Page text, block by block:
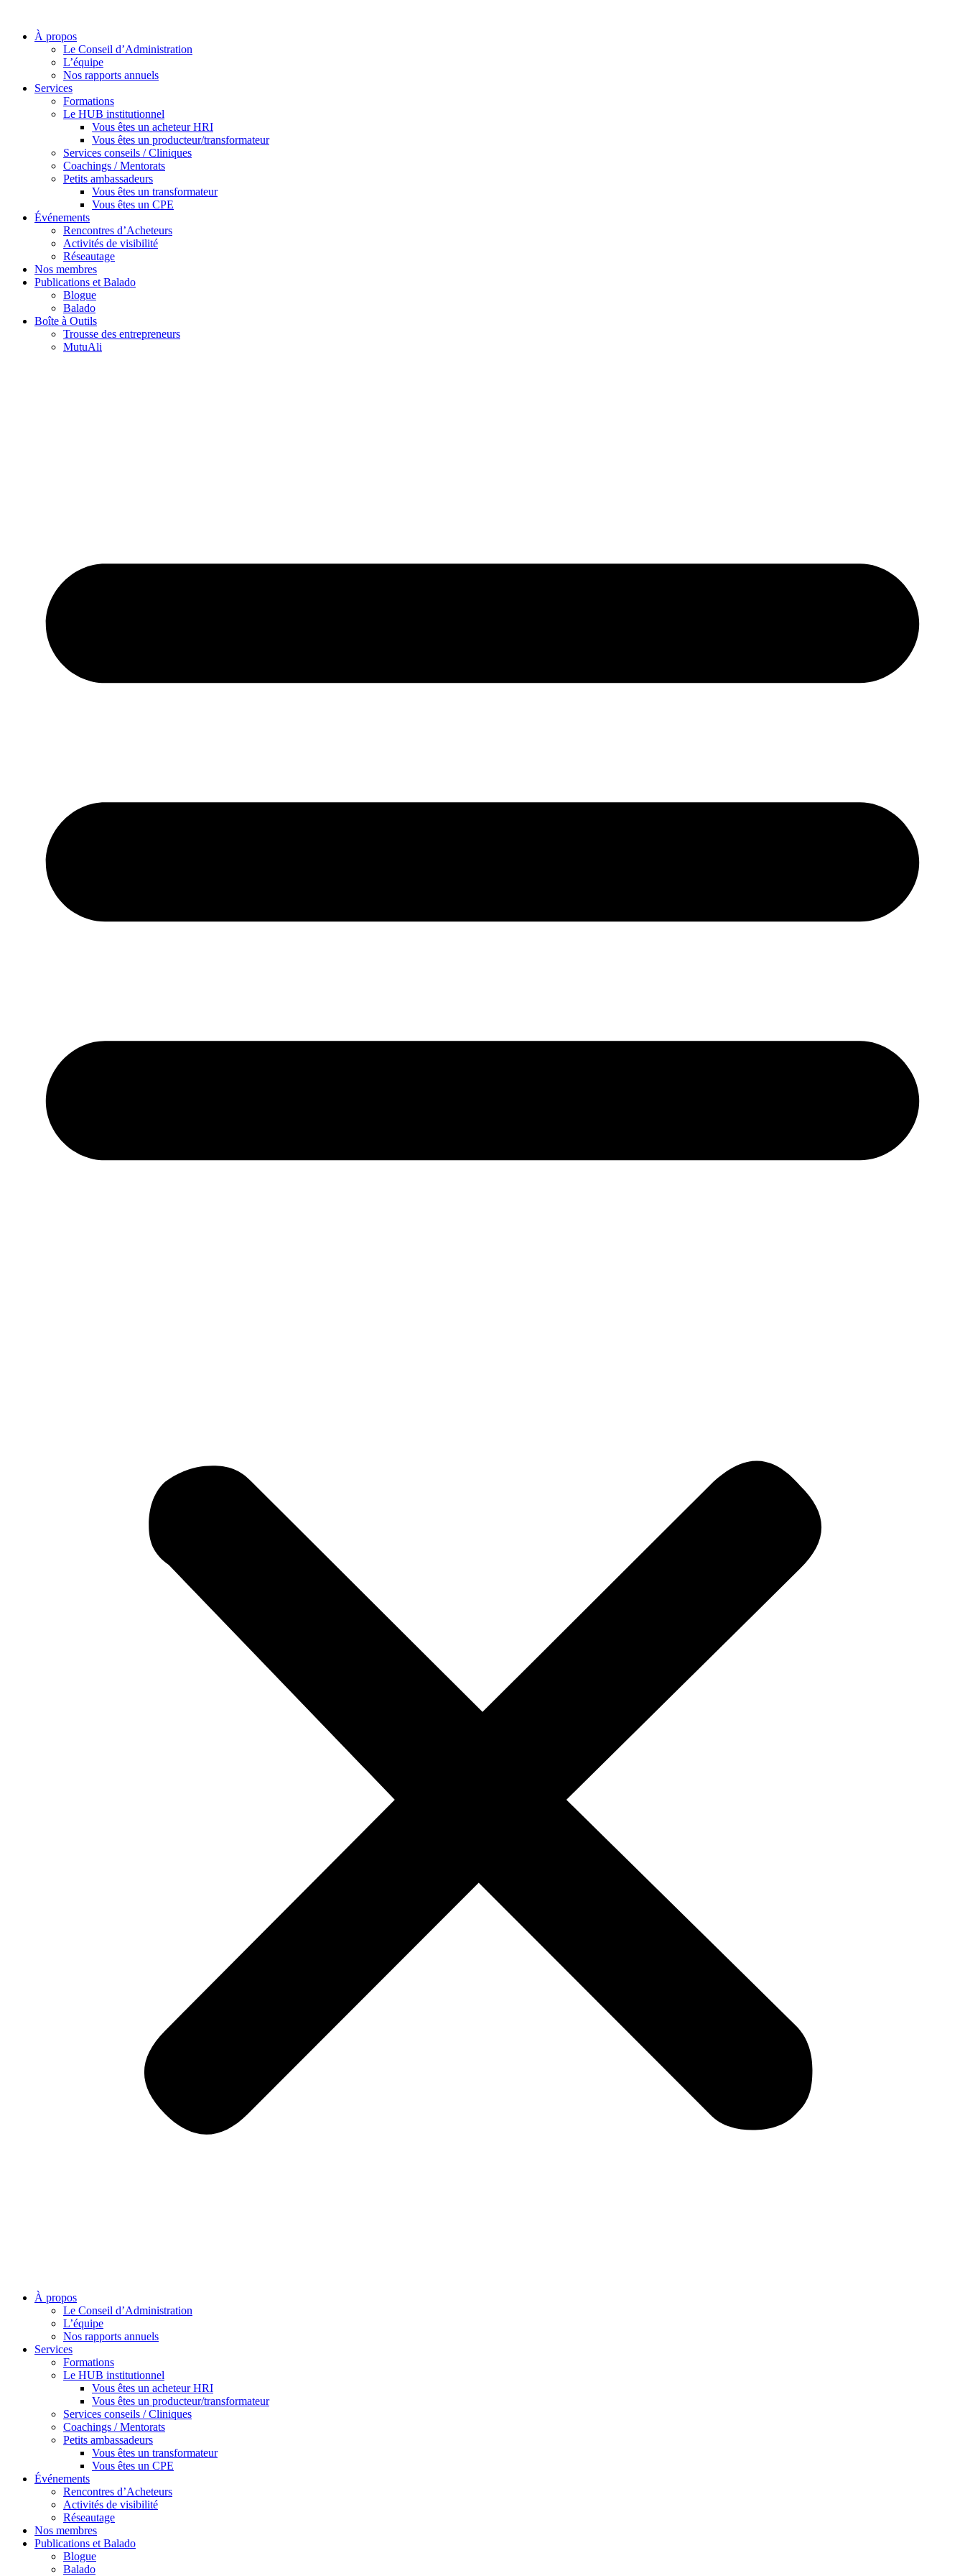
À propos
Le Conseil d’Administration
L’équipe
Nos rapports annuels
Services
Formations
Le HUB institutionnel
Vous êtes un acheteur HRI
Vous êtes un producteur/transformateur
Services conseils / Cliniques
Coachings / Mentorats
Petits ambassadeurs
Vous êtes un transformateur
Vous êtes un CPE
Événements
Rencontres d’Acheteurs
Activités de visibilité
Réseautage
Nos membres
Publications et Balado
Blogue
Balado
Boîte à Outils
Trousse des entrepreneurs
MutuAli
À propos
Le Conseil d’Administration
L’équipe
Nos rapports annuels
Services
Formations
Le HUB institutionnel
Vous êtes un acheteur HRI
Vous êtes un producteur/transformateur
Services conseils / Cliniques
Coachings / Mentorats
Petits ambassadeurs
Vous êtes un transformateur
Vous êtes un CPE
Événements
Rencontres d’Acheteurs
Activités de visibilité
Réseautage
Nos membres
Publications et Balado
Blogue
Balado